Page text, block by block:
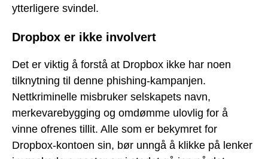
ytterligere svindel.
Dropbox er ikke involvert
Det er viktig å forstå at Dropbox ikke har noen
tilknytning til denne phishing-kampanjen.
Nettkriminelle misbruker selskapets navn,
merkevarebygging og omdømme ulovlig for å
vinne ofrenes tillit. Alle som er bekymret for
Dropbox-kontoen sin, bør unngå å klikke på lenker